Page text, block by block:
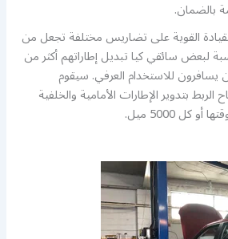
بالضمان.
القوية على تضاريس مختلفة تجعل من
لبعض سائقي كيا تبديل إطاراتهم أكثر من
يسافرون للاستخدام العرفي. سيقوم
الربط بتدوير الإطارات الأمامية والخلفية
كل 5000 ميل.